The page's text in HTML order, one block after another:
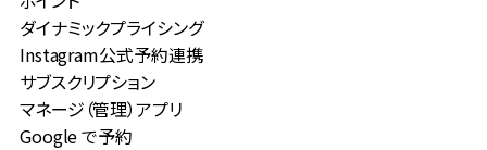
ダイナミックプライシング
Instagram公式予約連携
サブスクリプション
マネージ（管理）アプリ
Google で予約